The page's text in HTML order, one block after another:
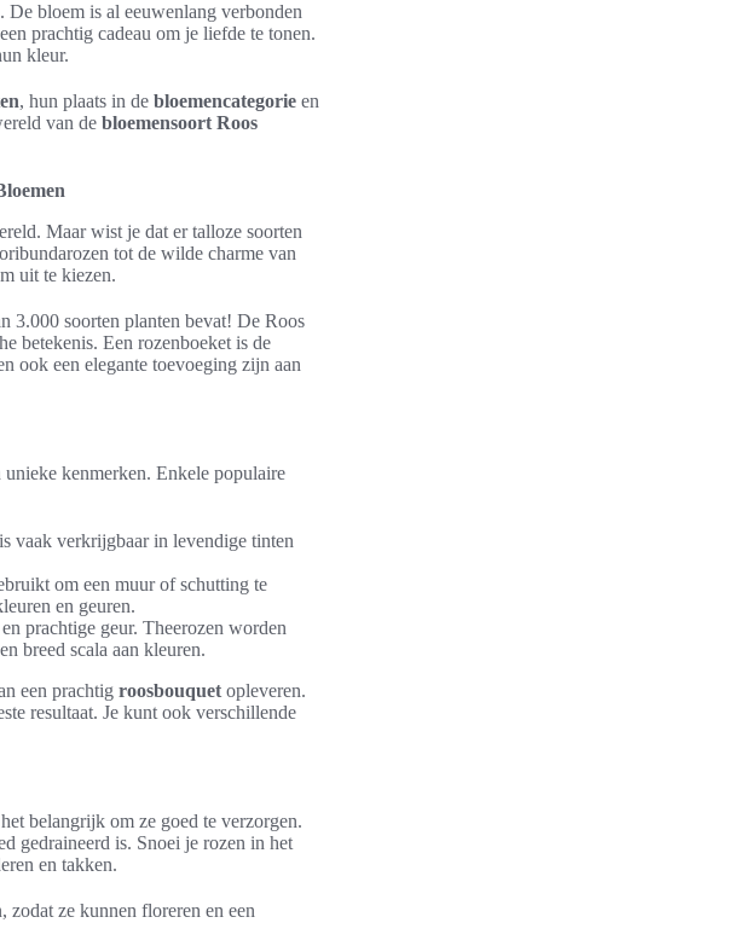
bloem is al eeuwenlang verbonden
prachtig cadeau om je liefde te tonen.
kleur.
, hun plaats in de bloemencategorie en
van de bloemensoort Roos
Maar wist je dat er talloze soorten
tot de wilde charme van
uit te kiezen.
3.000 soorten planten bevat! De Roos
betekenis. Een rozenboeket is de
ook een elegante toevoeging zijn aan
kenmerken. Enkele populaire
vaak verkrijgbaar in levendige tinten
om een muur of schutting te
en geuren.
prachtige geur. Theerozen worden
breed scala aan kleuren.
een prachtig roosbouquet opleveren.
resultaat. Je kunt ook verschillende
belangrijk om ze goed te verzorgen.
gedraineerd is. Snoei je rozen in het
en takken.
zodat ze kunnen floreren en een